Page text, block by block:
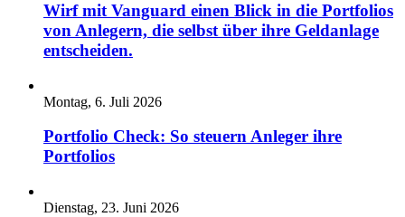
Wirf mit Vanguard einen Blick in die Portfolios
von Anlegern, die selbst über ihre Geldanlage
entscheiden.
Montag, 6. Juli 2026
Portfolio Check: So steuern Anleger ihre
Portfolios
Dienstag, 23. Juni 2026